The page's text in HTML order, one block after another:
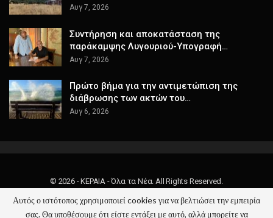
Αυγ 7, 2026
Συντήρηση και αποκατάσταση της
παράκαμψης Λυγουριού-Υπογραφή…
Αυγ 7, 2026
Πρώτο βήμα για την αντιμετώπιση της
διάβρωσης των ακτών του…
Αυγ 6, 2026
© 2026 - ΚΕΡΑΙΑ - Όλα τα Νέα. All Rights Reserved.
Website Design:keraia.gr
Αυτός ο ιστότοπος χρησιμοποιεί cookies για να βελτιώσει την εμπειρία
σας. Θα υποθέσουμε ότι είστε εντάξει με αυτό, αλλά μπορείτε να